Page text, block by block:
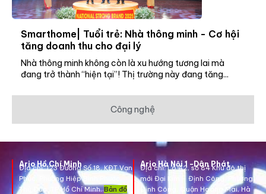
Công nghệ
Smarthome| Tuổi trẻ: Nhà thông minh - Cơ hội
tăng doanh thu cho đại lý
Nhà thông minh không còn là xu hướng tương lai mà
đang trở thành “hiện tại”! Thị trường này đang tăng...
Ario Hồ Chí Minh
Địa chỉ:123 Đường Số 18, KĐT Vạn
Phúc, Phường Hiệp Bình Phước,
Thủ Đức, TP Hồ Chí Minh.Bản đồ
Ario Hà Nội 1 -Dân Phát
Địa chỉ:Lô A2, số 84 Khu đô thị
mới Đại Kim – Định Công, Phường
Định Công, Quận Hoàng Mai, Hà